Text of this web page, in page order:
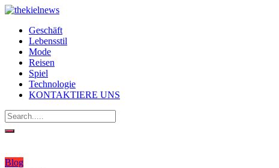
Geschäft
Lebensstil
Mode
Reisen
Spiel
Technologie
KONTAKTIERE UNS
Blog